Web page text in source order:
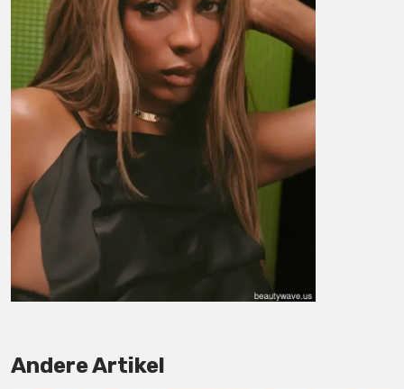
Andere Artikel